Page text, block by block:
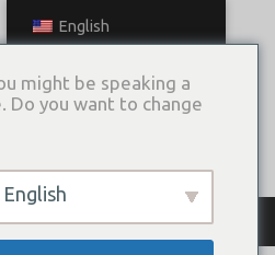
ПЛАТЬЕВ
English
might be speaking a
Do you want to change
English